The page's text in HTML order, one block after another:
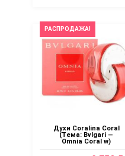
РАСПРОДАЖА!
Духи Coralina Coral
(Тема: Bvlgari —
Omnia Coral w)